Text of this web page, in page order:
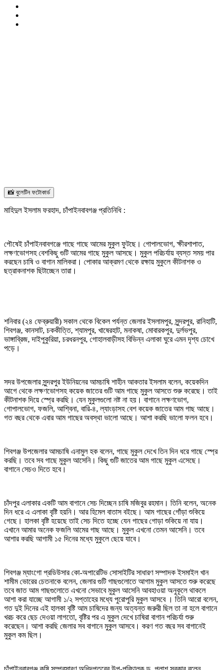
📸 বুলেটিন ফটোকার্ড
মাহিদুল ইসলাম ফরহাদ, চাঁপাইনবাবগঞ্জ প্রতিনিধি :
পৌষেই চাঁপাইনবাবগঞ্জে গাছে গাছে আমের মুকুল ফুটছে। গোপালভোগ, ক্ষীরশাপাত,
লক্ষণভোগসহ বেশকিছু গুটি আমের গাছে মুকুল আসছে। মুকুল পরিচর্যায় ব্যস্ত সময় পার
করছেন চাষি ও বাগান মালিকরা। পোকার আক্রমণ থেকে রক্ষায় মুকুলে কীটনাশক ও
ছত্রাকনাশক ছিটাচ্ছেন তারা।
শনিবার (২৪ ফেব্রুয়ারী) সকাল থেকে বিকেল পর্যন্ত জেলার ইসলামপুর, সুন্দরপুর, রানিহাটি,
শিবগঞ্জ, কানসাট, চককীত্তি, শ্যামপুর, খাষেরহাট, মনাকষা, মোবারকপুর, দুর্লভপুর,
ভাঙ্গাব্রিজ, দাইপুকুরিয়া, চরধরনপুর, গোহালবাড়ীসহ বিভিন্ন এলাকা ঘুরে এমন দৃশ্য চোখে
পড়ে।
সদর উপজেলার সুন্দরপুর ইউনিয়নের আমচাষি শাহীন আকতার ইসলাম বলেন, কয়েকদিন
আগে থেকে লক্ষণভোগসহ কয়েক জাতের গুটি আম গাছে মুকুল আসতে শুরু করেছে। তাই
কীটনাশক দিয়ে স্প্রে করছি। যেন মুকুলগুলো নষ্ট না হয়। বাগানে লক্ষণভোগ,
গোপালভোগ, ফজলি, আশ্বিনা, বারি-৪, ল্যাংড়াসহ বেশ কয়েক জাতের আম গাছ আছে।
গত বছর থেকে এবার আম গাছের অবস্থা ভালো আছে। আশা করছি ভালো ফলন হবে।
শিবগঞ্জ উপজেলার আমচাষি এনামুল হক বলেন, গাছে মুকুল দেখে তিন দিন ধরে গাছে স্প্রে
করছি। তবে সব গাছে মুকুল আসেনি। কিছু গুটি জাতের আম গাছে মুকুল এসেছে।
বাগানে সেচও দিতে হবে।
চাঁদপুর এলাকার একটি আম বাগানে সেচ দিচ্ছেন চাষি মজিবুর রহমান। তিনি বলেন, অনেক
দিন ধরে এ এলাকা বৃষ্টি হয়নি। আর হিমেল বাতাস বইছে। আম গাছের গোঁড়া শুকিয়ে
গেছে। হালকা বৃষ্টি হয়েছে তাই সেচ দিতে হচ্ছে যেন গাছের গোড়া শুকিয়ে না যায়।
এখানে আমার অনেক ফজলি আমের গাছ আছে। মুকুল এখনো তেমন আসেনি। তবে
আশার করছি আগামী ১৫ দিনের মধ্যে মুকুলে ছেয়ে যাবে।
শিবগঞ্জ ম্যাংগো প্রডিউসার কো-অপারেটিভ সোসাইটির সাধারণ সম্পাদক ইসমাইল খান
শামীম ভোরের চেতনাকে বলেন, জেলার গুটি গাছগুলোতে আগাম মুকুল আসতে শুরু করেছে
তবে জাত আম গাছগুলোতে এখনো সেভাবে মুকুল আসেনি আবহাওয়া অনুকূলে থাকলে
আশা করা যাচ্ছে আগামী ১/২ সপ্তাহের মধ্যে পুরোপুরি মুকুল আসবে । তিনি আরো বলেন,
গত দুই দিনের এই হালকা বৃষ্টি আম চাষিদের জন্য অত্যন্ত জরুরী ছিল তা না হলে বাগানে
খরচ করে ছেচ দেওয়া লাগতো, বৃষ্টির পর এ মুকুল দেখে চাষিরা বাগান পরিচর্যা শুরু
করেছেন। আশা করছি জেলার সব বাগানে মুকুল আসবে। করণ গত বছর সব বাগানেই
মুকুল কম ছিল।